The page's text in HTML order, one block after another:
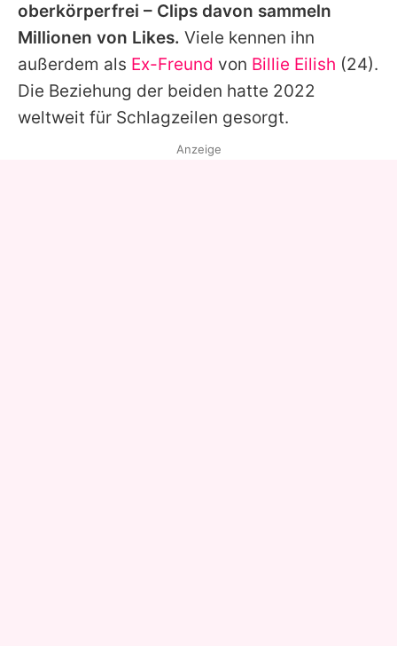
oberkörperfrei – Clips davon sammeln
Millionen von Likes. Viele kennen ihn
außerdem als Ex-Freund von Billie Eilish (24).
Die Beziehung der beiden hatte 2022
weltweit für Schlagzeilen gesorgt.
Anzeige